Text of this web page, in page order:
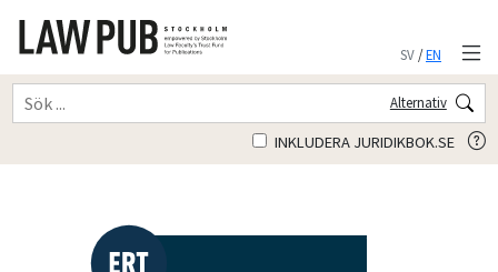
SV/EN
Alternativ
INKLUDERA JURIDIKBOK.SE